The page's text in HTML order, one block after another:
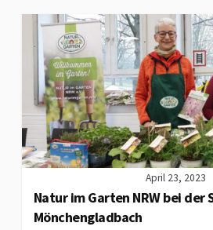
April 23, 2023
Natur im Garten NRW bei der
Mönchengladbach